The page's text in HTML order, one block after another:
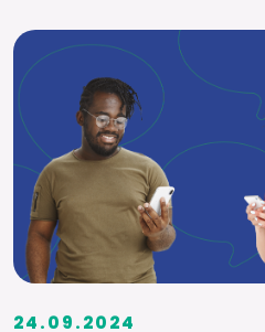
24.09.2024